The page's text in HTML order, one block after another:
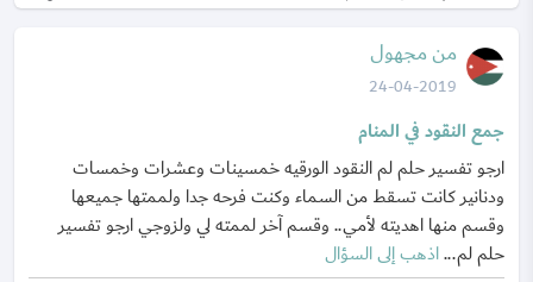
من مجهول
24-04-2019
جمع النقود في المنام
ارجو تفسير حلم لم النقود الورقيه خمسينات وعشرات وخمسات
ودنانير كانت تسقط من السماء وكنت فرحه جدا ولممتها جميعها
وقسم منها اهديته لأمي.. وقسم آخر لممته لي ولزوجي ارجو تفسير
حلم لم...اذهب إلى السؤال